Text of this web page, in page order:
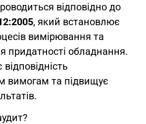
відповідно до
, який встановлює
вимірювання та
придатності обладнання.
вимогам та підвищує